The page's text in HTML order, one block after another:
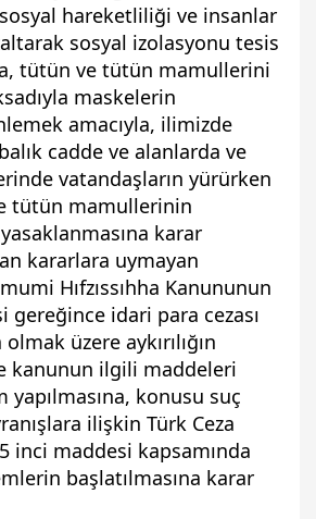
hareketliliği ve insanlar
sosyal izolasyonu tesis
tütün ve tütün mamullerini
maskelerin
amacıyla, ilimizde
cadde ve alanlarda ve
vatandaşların yürürken
tütün mamullerinin
karar
kararlara uymayan
Hıfzıssıhha Kanununun
gereğince idari para cezası
üzere aykırılığın
kanunun ilgili maddeleri
yapılmasına, konusu suç
ilişkin Türk Ceza
inci maddesi kapsamında
başlatılmasına karar